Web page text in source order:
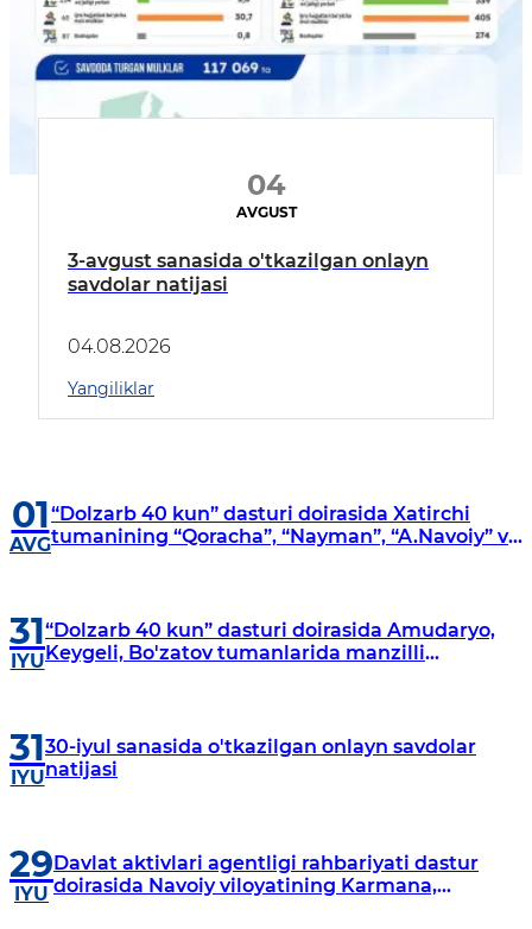
04
AVGUST
3-avgust sanasida o'tkazilgan onlayn
savdolar natijasi
04.08.2026
Yangiliklar
01
AVG
“Dolzarb 40 kun” dasturi doirasida Xatirchi
tumanining “Qoracha”, “Nayman”, “A.Navoiy” va
31
IYU
“Dolzarb 40 kun” dasturi doirasida Amudaryo,
Keygeli, Bo'zatov tumanlarida manzilli
31
IYU
30-iyul sanasida o'tkazilgan onlayn savdolar
natijasi
29
IYU
Davlat aktivlari agentligi rahbariyati dastur
doirasida Navoiy viloyatining Karmana,